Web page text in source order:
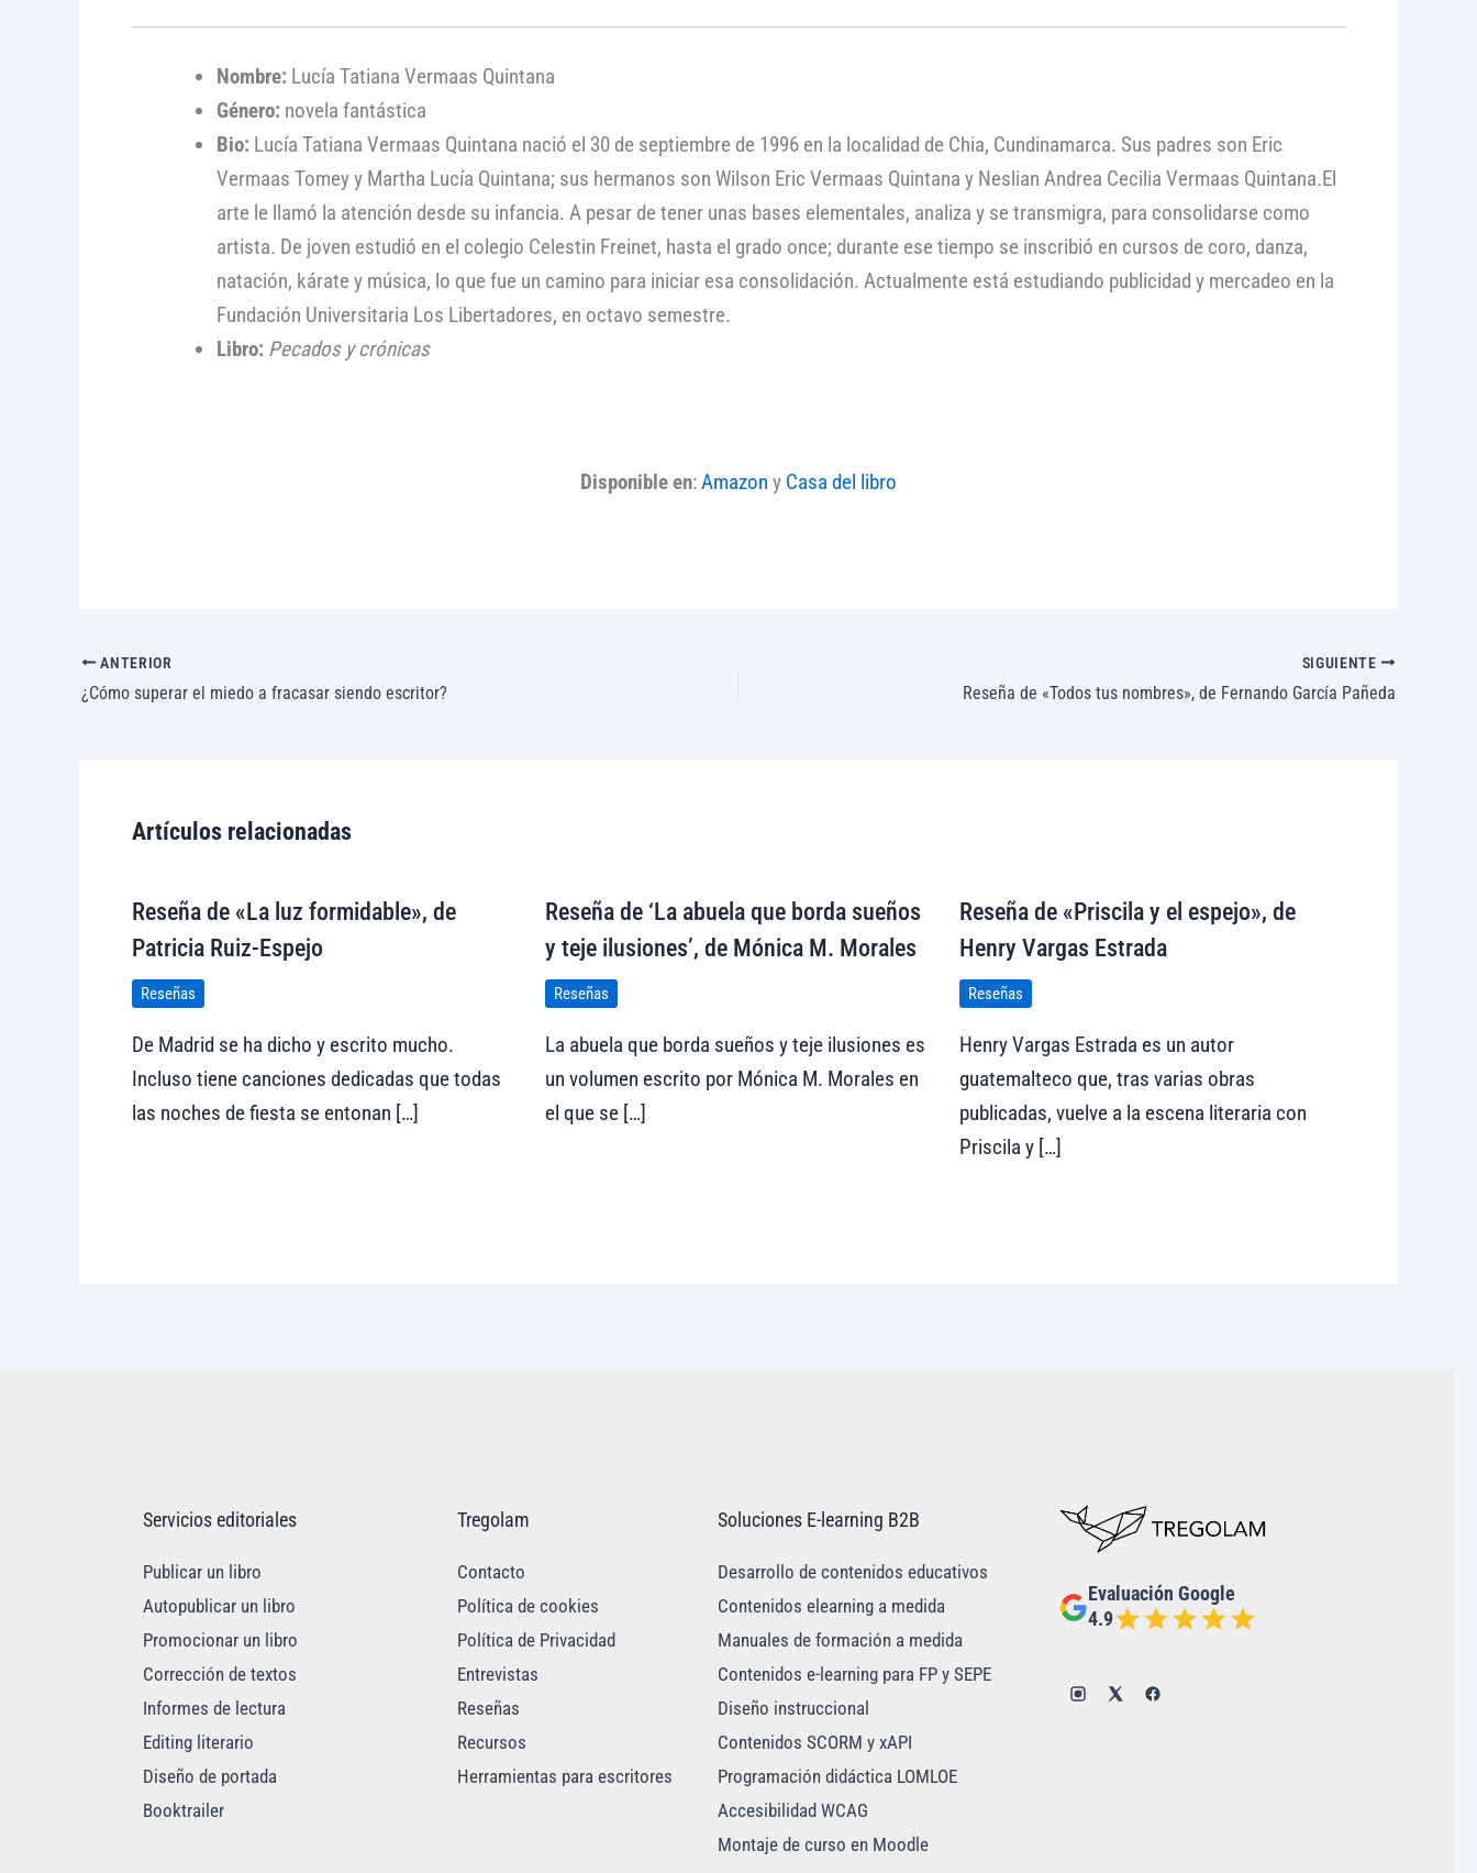
Nombre: Lucía Tatiana Vermaas Quintana
Género: novela fantástica
Bio: Lucía Tatiana Vermaas Quintana nació el 30 de septiembre de 1996 en la localidad de Chia, Cundinamarca. Sus padres son Eric
Vermaas Tomey y Martha Lucía Quintana; sus hermanos son Wilson Eric Vermaas Quintana y Neslian Andrea Cecilia Vermaas Quintana.El
arte le llamó la atención desde su infancia. A pesar de tener unas bases elementales, analiza y se transmigra, para consolidarse como
artista. De joven estudió en el colegio Celestin Freinet, hasta el grado once; durante ese tiempo se inscribió en cursos de coro, danza,
natación, kárate y música, lo que fue un camino para iniciar esa consolidación. Actualmente está estudiando publicidad y mercadeo en la
Fundación Universitaria Los Libertadores, en octavo semestre.
Libro: Pecados y crónicas
Disponible en:Amazon y Casa del libro
ANTERIOR
¿Cómo superar el miedo a fracasar siendo escritor?
SIGUIENTE
Reseña de «Todos tus nombres», de Fernando García Pañeda
Artículos relacionadas
Reseña de «La luz formidable», de
Patricia Ruiz-Espejo
Reseñas
De Madrid se ha dicho y escrito mucho.
Incluso tiene canciones dedicadas que todas
las noches de fiesta se entonan […]
Reseña de ‘La abuela que borda sueños
y teje ilusiones’, de Mónica M. Morales
Reseñas
La abuela que borda sueños y teje ilusiones es
un volumen escrito por Mónica M. Morales en
el que se […]
Reseña de «Priscila y el espejo», de
Henry Vargas Estrada
Reseñas
Henry Vargas Estrada es un autor
guatemalteco que, tras varias obras
publicadas, vuelve a la escena literaria con
Priscila y […]
Servicios editoriales
Publicar un libro
Autopublicar un libro
Promocionar un libro
Corrección de textos
Informes de lectura
Editing literario
Diseño de portada
Booktrailer
Tregolam
Contacto
Política de cookies
Política de Privacidad
Entrevistas
Reseñas
Recursos
Herramientas para escritores
Soluciones E-learning B2B
Desarrollo de contenidos educativos
Contenidos elearning a medida
Manuales de formación a medida
Contenidos e-learning para FP y SEPE
Diseño instruccional
Contenidos SCORM y xAPI
Programación didáctica LOMLOE
Accesibilidad WCAG
Montaje de curso en Moodle
Evaluación Google
4.9